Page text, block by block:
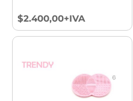
$2.400,00+IVA